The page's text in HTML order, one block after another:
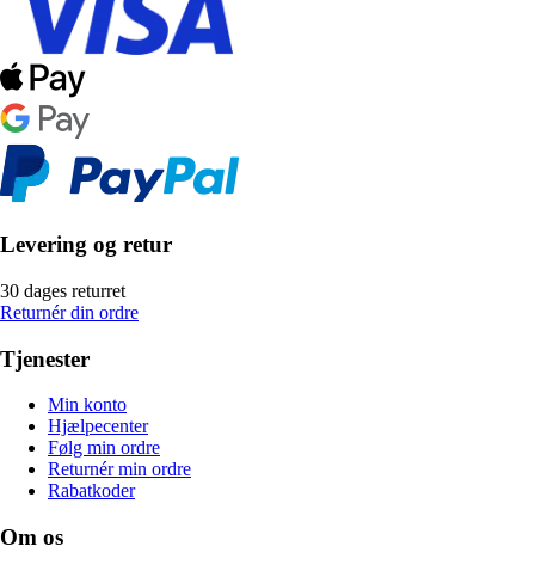
Levering og retur
30 dages returret
Returnér din ordre
Tjenester
Min konto
Hjælpecenter
Følg min ordre
Returnér min ordre
Rabatkoder
Om os